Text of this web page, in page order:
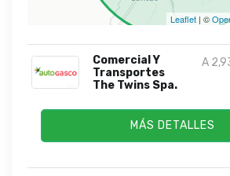
Leaflet | ©
Comercial Y
Transportes
The Twins Spa.
A
MÁS DETALLES